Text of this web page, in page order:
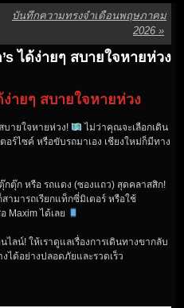
บันทึกความทรงจำเดือนพฤษภาคม
2026 »
ได้ง่ายๆ สบายใจหายห่วง
ง่ายๆ สบายใจหายห่วง
บายใจหายห่วง!
ไม่ว่าคุณจะเลือกเดิน
ร์ไซค์ หรือขับรถมาเอง เชียงใหม่ก็มีทาง
กตุ๊ก หรือ รถแดง (ซองแถว) สุดคลาสสิก!
มารถเรียกแท็กซี่มิเตอร์ หรือใช้
Maxim ได้เลย
ลน์! ให้เราดูแลเรื่องการเดินทางขากลับ
ได้อย่างปลอดภัยและรวดเร็ว